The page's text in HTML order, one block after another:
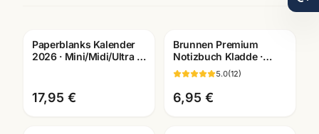
Paperblanks Kalender
2026 · Mini/Midi/Ultra ·
17,95 €
Brunnen Premium
Notizbuch Kladde ·
braun/schwarz ·
A6/A5/A4 wählbar ·
Bürobedarf
5.0(12)
6,95 €